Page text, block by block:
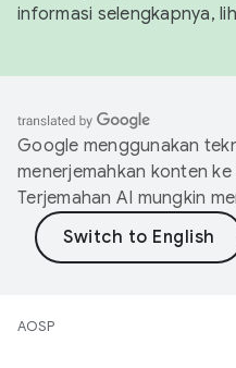
informasi selengkapnya,
Google menggunakan
menerjemahkan konten
Terjemahan AI mungkin
AOSP